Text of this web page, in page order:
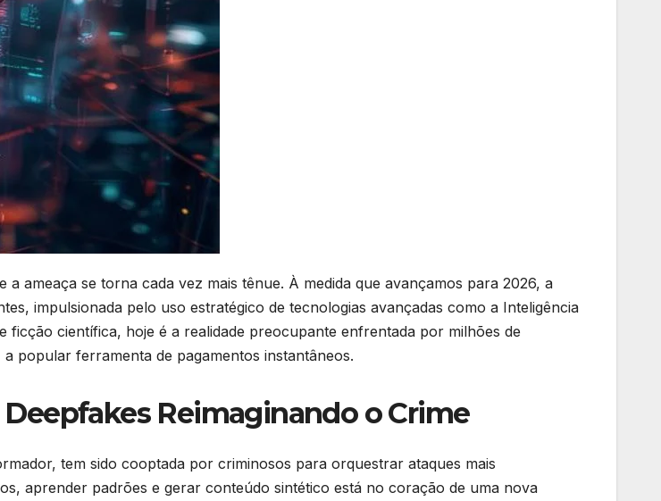
ameaça se torna cada vez mais tênue. À medida que avançamos para 2026, a
impulsionada pelo uso estratégico de tecnologias avançadas como a Inteligência
científica, hoje é a realidade preocupante enfrentada por milhões de
popular ferramenta de pagamentos instantâneos.
Reimaginando o Crime
tem sido cooptada por criminosos para orquestrar ataques mais
aprender padrões e gerar conteúdo sintético está no coração de uma nova